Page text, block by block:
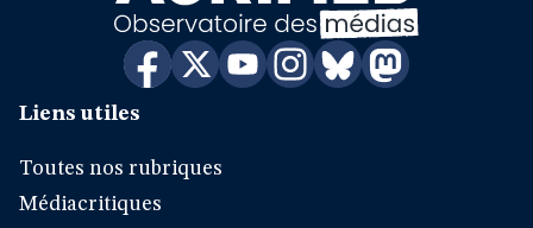
Liens utiles
Toutes nos rubriques
Médiacritiques